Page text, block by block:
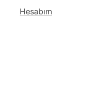
Hesabım